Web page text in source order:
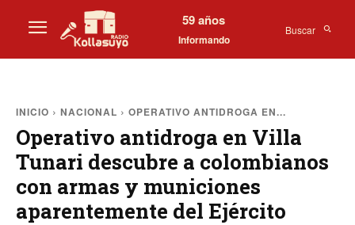
59 años
Informando
Buscar
INICIO NACIONAL OPERATIVO ANTIDROGA EN...
Operativo antidroga en Villa
Tunari descubre a colombianos
con armas y municiones
aparentemente del Ejército